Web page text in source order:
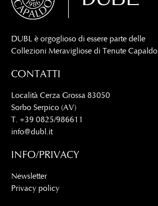
DUBL è orgoglioso di essere parte delle
Collezioni Meravigliose di Tenute Capaldo
CONTATTI
Località Cerza Grossa 83050
Sorbo Serpico (AV)
T. +39 0825/986611
info@dubl.it
INFO/PRIVACY
Newsletter
Privacy policy